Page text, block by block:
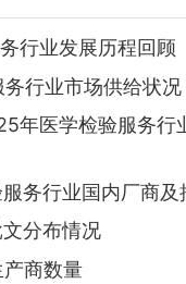
行业发展历程回顾
行业市场供给状况
年医学检验服务行
务行业国内厂商及
分布情况
商数量